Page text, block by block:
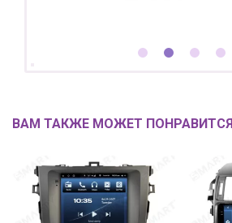
ВАМ ТАКЖЕ МОЖЕТ ПОНРАВИТСЯ